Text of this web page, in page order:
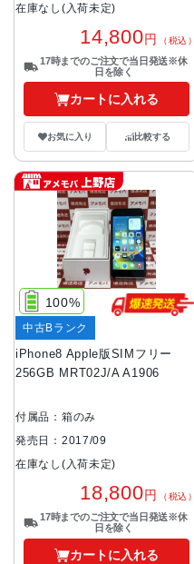
在庫なし(入荷未定)
14,800円 （税込）
17時までのご注文で当日発送※休
日を除く
カートに入れる
お気に入り 比較する
iPhone8 Apple版SIMフリー
256GB MRT02J/A A1906
100%
中古Bランク
付属品：箱のみ
発売日：2017/09
在庫なし(入荷未定)
18,800円 （税込）
17時までのご注文で当日発送※休
日を除く
カートに入れる